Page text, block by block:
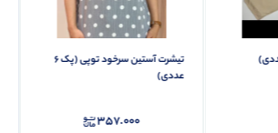
تیشرت آستین سرخود توپی (پک 6
عددی)
357.000